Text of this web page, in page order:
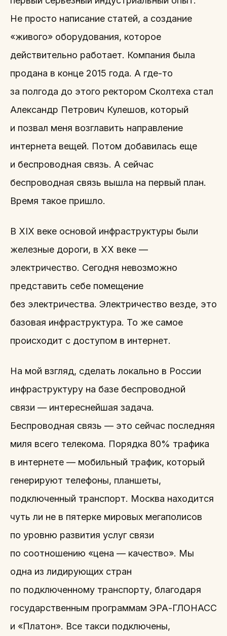
Не просто написание статей, а создание
«живого» оборудования, которое
действительно работает. Компания была
продана в конце 2015 года. А где-то
за полгода до этого ректором Сколтеха стал
Александр Петрович Кулешов, который
и позвал меня возглавить направление
интернета вещей. Потом добавилась еще
и беспроводная связь. А сейчас
беспроводная связь вышла на первый план.
Время такое пришло.
В XIX веке основой инфраструктуры были
железные дороги, в XX веке —
электричество. Сегодня невозможно
представить себе помещение
без электричества. Электричество везде, это
базовая инфраструктура. То же самое
происходит с доступом в интернет.
На мой взгляд, сделать локально в России
инфраструктуру на базе беспроводной
связи — интереснейшая задача.
Беспроводная связь — это сейчас последняя
миля всего телекома. Порядка 80% трафика
в интернете — мобильный трафик, который
генерируют телефоны, планшеты,
подключенный транспорт. Москва находится
чуть ли не в пятерке мировых мегаполисов
по уровню развития услуг связи
по соотношению «цена — качество». Мы
одна из лидирующих стран
по подключенному транспорту, благодаря
государственным программам ЭРА-ГЛОНАСС
и «Платон». Все такси подключены,